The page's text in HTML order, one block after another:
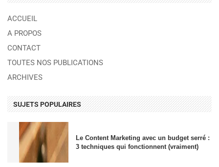
ACCUEIL
A PROPOS
CONTACT
TOUTES NOS PUBLICATIONS
ARCHIVES
SUJETS POPULAIRES
Le Content Marketing avec un budget serré :
3 techniques qui fonctionnent (vraiment)